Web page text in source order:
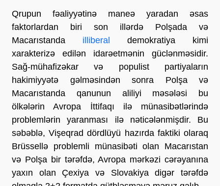
Qrupun fəaliyyətinə maneə yaradan əsas
faktorlardan biri son illərdə Polşada və
Macarıstanda illiberal demokratiya kimi
xarakterizə edilən idarəetmənin güclənməsidir.
Sağ-mühafizəkar və populist partiyaların
hakimiyyətə gəlməsindən sonra Polşa və
Macarıstanda qanunun aliliyi məsələsi bu
ölkələrin Avropa İttifaqı ilə münasibətlərində
problemlərin yaranması ilə nəticələnmişdir. Bu
səbəblə, Vişeqrad dördlüyü hazırda faktiki olaraq
Brüssellə problemli münasibəti olan Macarıstan
və Polşa bir tərəfdə, Avropa mərkəzi cərəyanına
yaxın olan Çexiya və Slovakiya digər tərəfdə